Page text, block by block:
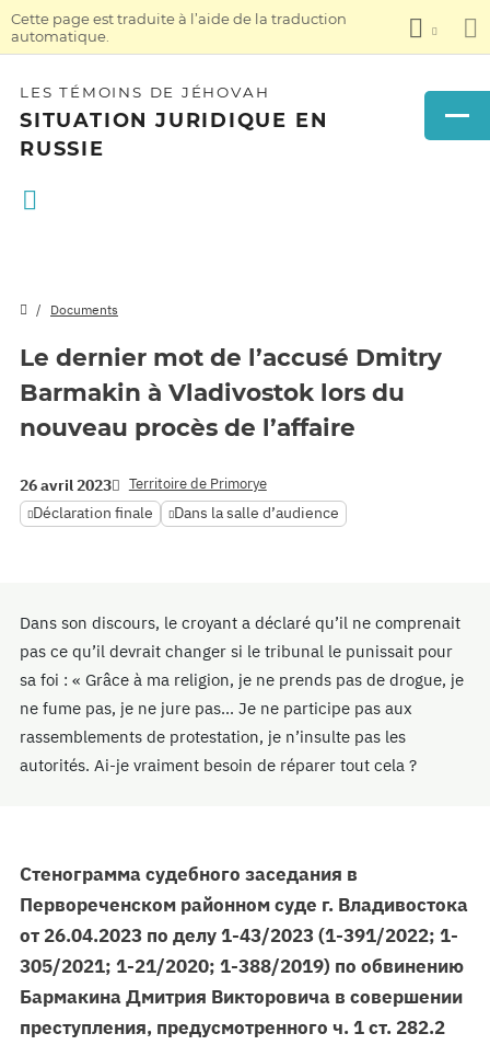
Cette page est traduite à l’aide de la traduction
automatique.
LES TÉMOINS DE JÉHOVAH
SITUATION JURIDIQUE EN
RUSSIE
Documents
Le dernier mot de l’accusé Dmitry
Barmakin à Vladivostok lors du
nouveau procès de l’affaire
26 avril 2023 Territoire de Primorye
Déclaration finale Dans la salle d’audience
Dans son discours, le croyant a déclaré qu’il ne comprenait
pas ce qu’il devrait changer si le tribunal le punissait pour
sa foi : « Grâce à ma religion, je ne prends pas de drogue, je
ne fume pas, je ne jure pas... Je ne participe pas aux
rassemblements de protestation, je n’insulte pas les
autorités. Ai-je vraiment besoin de réparer tout cela ?
Стенограмма судебного заседания в
Первореченском районном суде г. Владивостока
от 26.04.2023 по делу 1-43/2023 (1-391/2022; 1-
305/2021; 1-21/2020; 1-388/2019) по обвинению
Бармакина Дмитрия Викторовича в совершении
преступления, предусмотренного ч. 1 ст. 282.2